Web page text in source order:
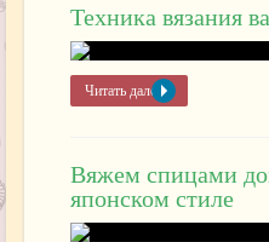
Техника вязания
Читать далее »
Вяжем спицами
японском стиле